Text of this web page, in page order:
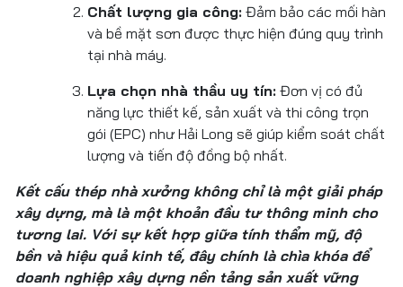
Chất lượng gia công: Đảm bảo các mối hàn
và bề mặt sơn được thực hiện đúng quy trình
tại nhà máy.
Lựa chọn nhà thầu uy tín: Đơn vị có đủ
năng lực thiết kế, sản xuất và thi công trọn
gói (EPC) như Hải Long sẽ giúp kiểm soát chất
lượng và tiến độ đồng bộ nhất.
Kết cấu thép nhà xưởng không chỉ là một giải pháp
xây dựng, mà là một khoản đầu tư thông minh cho
tương lai. Với sự kết hợp giữa tính thẩm mỹ, độ
bền và hiệu quả kinh tế, đây chính là chìa khóa để
doanh nghiệp xây dựng nền tảng sản xuất vững